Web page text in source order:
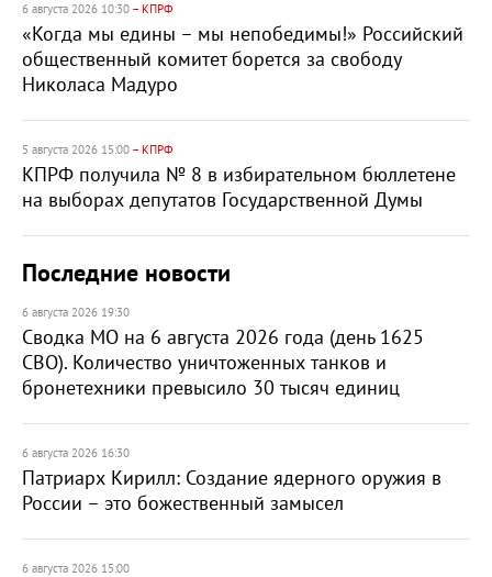
6 августа 2026 10:30 – КПРФ
«Когда мы едины – мы непобедимы!» Российский
общественный комитет борется за свободу
Николаса Мадуро
5 августа 2026 15:00 – КПРФ
КПРФ получила № 8 в избирательном бюллетене
на выборах депутатов Государственной Думы
Последние новости
6 августа 2026 19:30
Сводка МО на 6 августа 2026 года (день 1625
СВО). Количество уничтоженных танков и
бронетехники превысило 30 тысяч единиц
6 августа 2026 16:30
Патриарх Кирилл: Создание ядерного оружия в
России – это божественный замысел
6 августа 2026 15:00